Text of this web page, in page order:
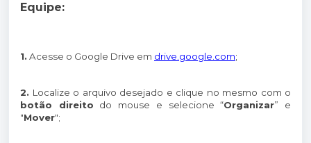
Equipe:
1. Acesse o Google Drive em drive.google.com;
2. Localize o arquivo desejado e clique no mesmo com o
botão direito do mouse e selecione “Organizar” e
"Mover";